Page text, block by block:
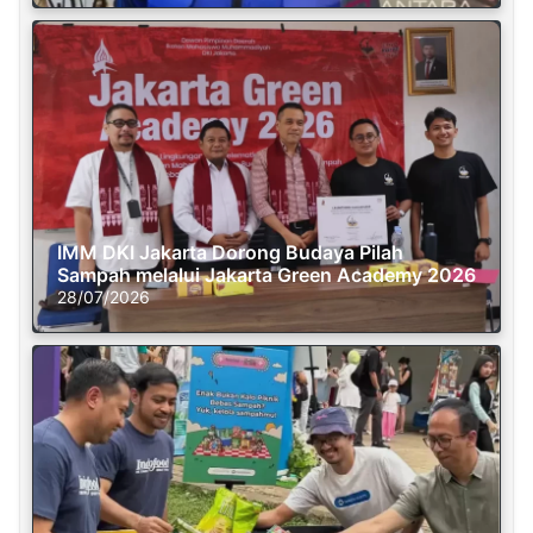
IMM DKI Jakarta Dorong Budaya Pilah
Sampah melalui Jakarta Green Academy 2026
28/07/2026